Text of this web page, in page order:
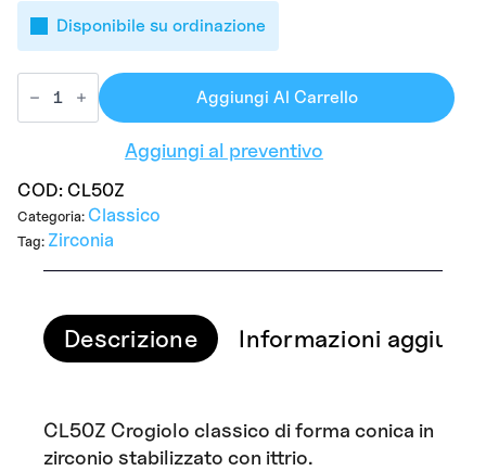
Disponibile su ordinazione
Aggiungi Al Carrello
Aggiungi al preventivo
COD: CL50Z
Categoria: Classico
Tag: Zirconia
Descrizione Informazioni
CL50Z Crogiolo classico di forma conica in
zirconio stabilizzato con ittrio.